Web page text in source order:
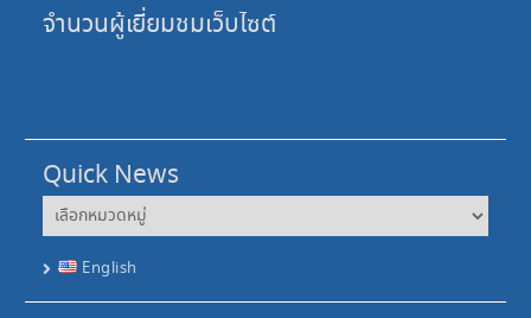
จำนวนผู้เยี่ยมชมเว็บไซต์
Quick News
Quick
News
English